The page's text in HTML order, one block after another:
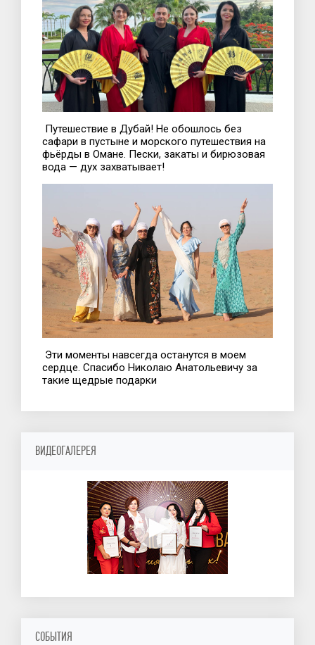
Путешествие в Дубай! Не обошлось без
сафари в пустыне и морского путешествия на
фьёрды в Омане. Пески, закаты и бирюзовая
вода — дух захватывает!
Эти моменты навсегда останутся в моем
сердце. Спасибо Николаю Анатольевичу за
такие щедрые подарки
ВИДЕОГАЛЕРЕЯ
СОБЫТИЯ